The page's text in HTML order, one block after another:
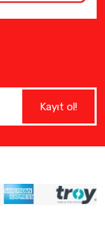
Kayıt ol!